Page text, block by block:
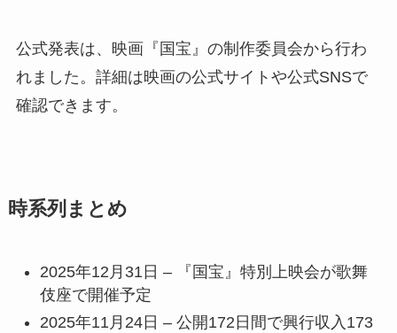
公式発表は、映画『国宝』の制作委員会から行わ
れました。詳細は映画の公式サイトや公式SNSで
確認できます。
時系列まとめ
2025年12月31日 – 『国宝』特別上映会が歌舞
伎座で開催予定
2025年11月24日 – 公開172日間で興行収入173